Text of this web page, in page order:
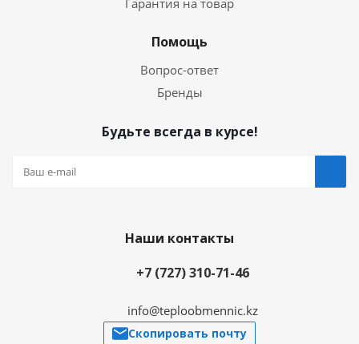
Помощь
Вопрос-ответ
Бренды
Будьте всегда в курсе!
Наши контакты
+7 (727) 310-71-46
info@teploobmennic.kz
Скопировать почту